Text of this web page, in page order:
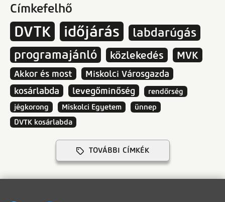
Címkefelhő
DVTK időjárás
labdarúgás
programajánló
közlekedés MVK
Akkor és most
Miskolci Városgazda
kosárlabda
levegőminőség
rendőrség
jégkorong
Miskolci Egyetem
ünnep
DVTK kosárlabda
TOVÁBBI CÍMKÉK